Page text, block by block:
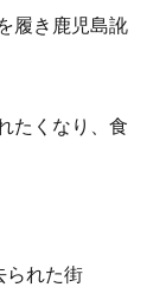
履き鹿児島訛
たくなり、食
られた街